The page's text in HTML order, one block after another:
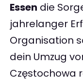
Essen die
jahrelanger
Organisation
dein Umzug
Częstochowa